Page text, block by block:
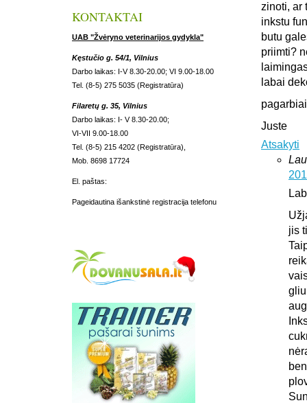
KONTAKTAI
UAB "Žvėryno veterinarijos gydykla"
Kęstučio g. 54/1, Vilnius
Darbo laikas: I-V 8.30-20.00; VI 9.00-18.00
Tel. (8-5) 275 5035 (Registratūra)
Filaretų g. 35, Vilnius
Darbo laikas: I- V 8.30-20.00;
VI-VII 9.00-18.00
Tel. (8-5) 215 4202 (Registratūra),
Mob. 8698 17724
El. paštas:
Pageidautina išankstinė registracija telefonu
zinoti, ar
inkstu
butu
priimti?
labai
Juste
Atsakyti
jis